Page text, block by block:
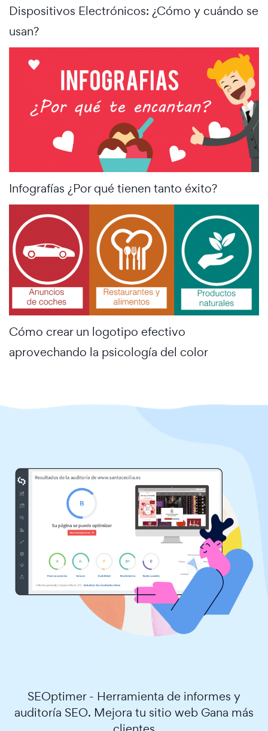
Dispositivos Electrónicos: ¿Cómo y cuándo se
usan?
Infografías ¿Por qué tienen tanto éxito?
Cómo crear un logotipo efectivo
aprovechando la psicología del color
SEOptimer - Herramienta de informes y
auditoría SEO. Mejora tu sitio web Gana más